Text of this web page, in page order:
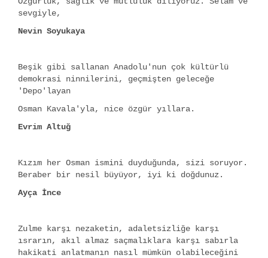
sevgiyle,
Nevin Soyukaya
Beşik gibi sallanan Anadolu'nun çok kültürlü
demokrasi ninnilerini, geçmişten geleceğe
'Depo'layan
Osman Kavala'yla, nice özgür yıllara.
Evrim Altuğ
Kızım her Osman ismini duyduğunda, sizi soruyor.
Beraber bir nesil büyüyor, iyi ki doğdunuz.
Ayça İnce
Zulme karşı nezaketin, adaletsizliğe karşı
ısrarın, akıl almaz saçmalıklara karşı sabırla
hakikati anlatmanın nasıl mümkün olabileceğini